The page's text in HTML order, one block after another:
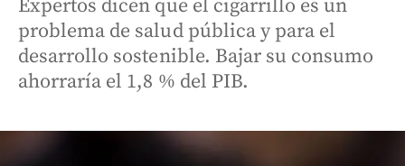
Expertos dicen que el cigarrillo es un
problema de salud pública y para el
desarrollo sostenible. Bajar su consumo
ahorraría el 1,8 % del PIB.